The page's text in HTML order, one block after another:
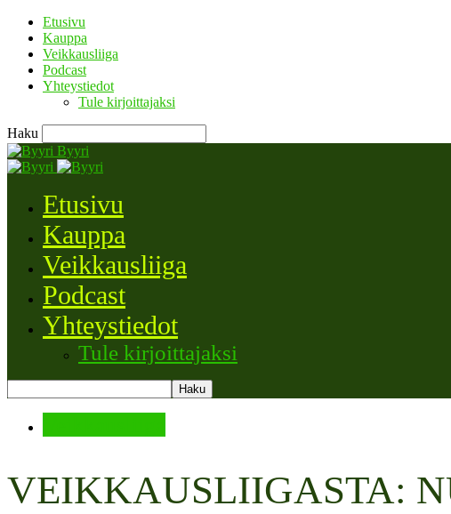
Etusivu
Kauppa
Veikkausliiga
Podcast
Yhteystiedot
Tule kirjoittajaksi
Haku
Byyri
Etusivu
Kauppa
Veikkausliiga
Podcast
Yhteystiedot
Tule kirjoittajaksi
VEIKKAUSLIIGASTA: